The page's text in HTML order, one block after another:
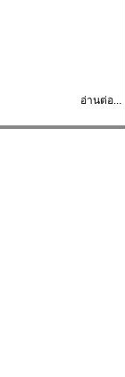
อ่านต่อ...